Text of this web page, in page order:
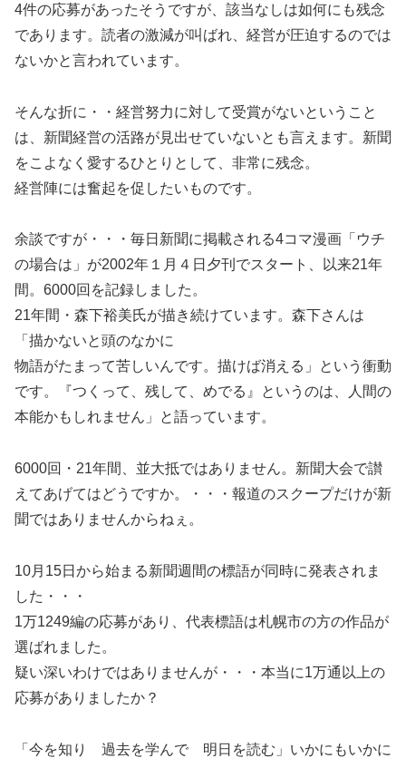
4件の応募があったそうですが、該当なしは如何にも残念
であります。読者の激減が叫ばれ、経営が圧迫するのでは
ないかと言われています。
そんな折に・・経営努力に対して受賞がないということ
は、新聞経営の活路が見出せていないとも言えます。新聞
をこよなく愛するひとりとして、非常に残念。
経営陣には奮起を促したいものです。
余談ですが・・・毎日新聞に掲載される4コマ漫画「ウチ
の場合は」が2002年１月４日夕刊でスタート、以来21年
間。6000回を記録しました。
21年間・森下裕美氏が描き続けています。森下さんは
「描かないと頭のなかに
物語がたまって苦しいんです。描けば消える」という衝動
です。『つくって、残して、めでる』というのは、人間の
本能かもしれません」と語っています。
6000回・21年間、並大抵ではありません。新聞大会で讃
えてあげてはどうですか。・・・報道のスクープだけが新
聞ではありませんからねぇ。
10月15日から始まる新聞週間の標語が同時に発表されま
した・・・
1万1249編の応募があり、代表標語は札幌市の方の作品が
選ばれました。
疑い深いわけではありませんが・・・本当に1万通以上の
応募がありましたか？
「今を知り 過去を学んで 明日を読む」いかにもいかに